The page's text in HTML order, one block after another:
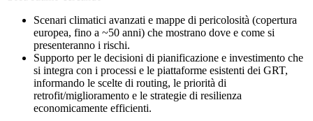
Scenari climatici avanzati e mappe di pericolosità (copertura
europea, fino a ~50 anni) che mostrano dove e come si
presenteranno i rischi.
Supporto per le decisioni di pianificazione e investimento che
si integra con i processi e le piattaforme esistenti dei GRT,
informando le scelte di routing, le priorità di
retrofit/miglioramento e le strategie di resilienza
economicamente efficienti.